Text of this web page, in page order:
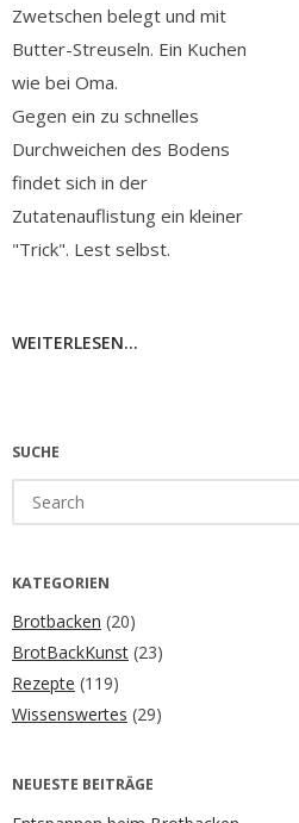
Zwetschen belegt und mit
Butter-Streuseln. Ein Kuchen
wie bei Oma.
Gegen ein zu schnelles
Durchweichen des Bodens
findet sich in der
Zutatenauflistung ein kleiner
"Trick". Lest selbst.
WEITERLESEN...
SUCHE
for:
KATEGORIEN
Brotbacken (20)
BrotBackKunst (23)
Rezepte (119)
Wissenswertes (29)
NEUESTE BEITRÄGE